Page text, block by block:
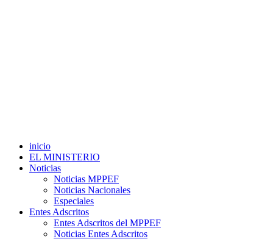
inicio
EL MINISTERIO
Noticias
Noticias MPPEF
Noticias Nacionales
Especiales
Entes Adscritos
Entes Adscritos del MPPEF
Noticias Entes Adscritos